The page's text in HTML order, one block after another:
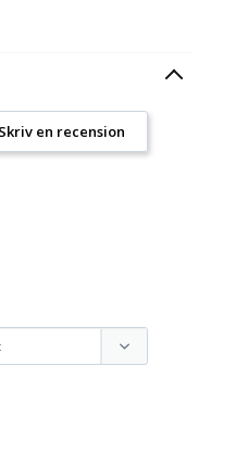
Skriv en recension